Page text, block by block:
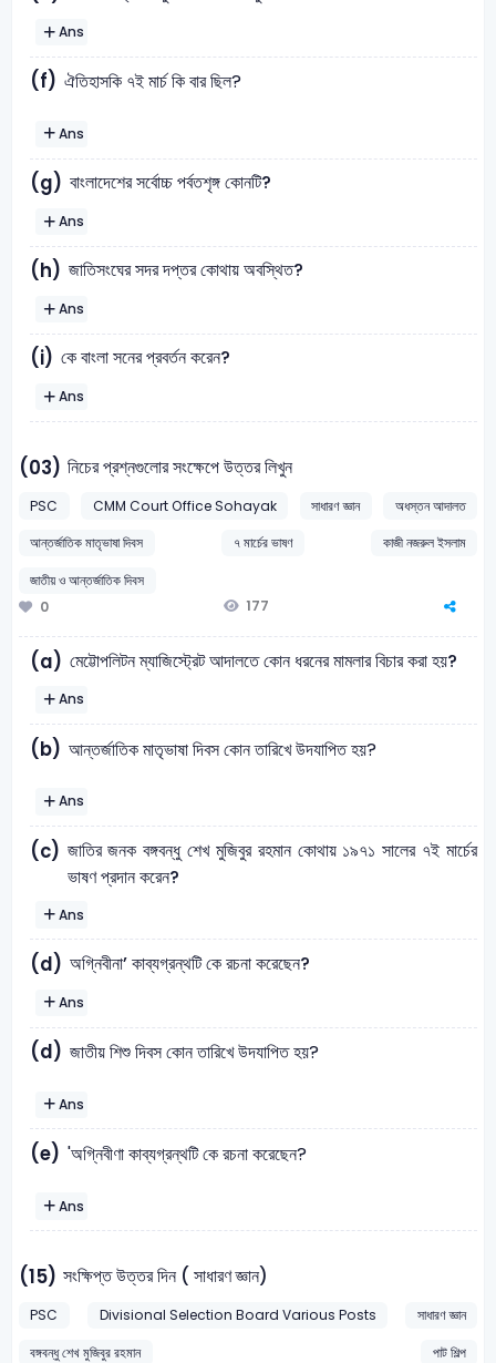
Ans
(f) ঐতিহাসকি ৭ই মার্চ কি বার ছিল?
Ans
(g) বাংলাদেশের সর্বোচ্চ পর্বতশৃঙ্গ কোনটি?
Ans
(h) জাতিসংঘের সদর দপ্তর কোথায় অবস্থিত?
Ans
(i) কে বাংলা সনের প্রবর্তন করেন?
Ans
(03) নিচের প্রশ্নগুলোর সংক্ষেপে উত্তর লিখুন
PSC CMM Court Office Sohayak সাধারণ জ্ঞান
অধস্তন আদালত
আন্তর্জাতিক মাতৃভাষা দিবস
৭ মার্চের ভাষণ
কাজী নজরুল ইসলাম
জাতীয় ও আন্তর্জাতিক দিবস
0
177
(a) মেট্টোপলিটন ম্যাজিস্ট্রেট আদালতে কোন ধরনের মামলার বিচার করা হয়?
Ans
(b) আন্তর্জাতিক মাতৃভাষা দিবস কোন তারিখে উদযাপিত হয়?
Ans
(c) জাতির জনক বঙ্গবন্ধু শেখ মুজিবুর রহমান কোথায় ১৯৭১ সালের ৭ই মার্চের
ভাষণ প্রদান করেন?
Ans
(d) অগ্নিবীনা’ কাব্যগ্রন্থটি কে রচনা করেছেন?
Ans
(d) জাতীয় শিশু দিবস কোন তারিখে উদযাপিত হয়?
Ans
(e) 'অগ্নিবীণা কাব্যগ্রন্থটি কে রচনা করেছেন?
Ans
(15) সংক্ষিপ্ত উত্তর দিন ( সাধারণ জ্ঞান)
PSC Divisional Selection Board Various Posts
সাধারণ জ্ঞান
বঙ্গবন্ধু শেখ মুজিবুর রহমান
পাট শিল্প